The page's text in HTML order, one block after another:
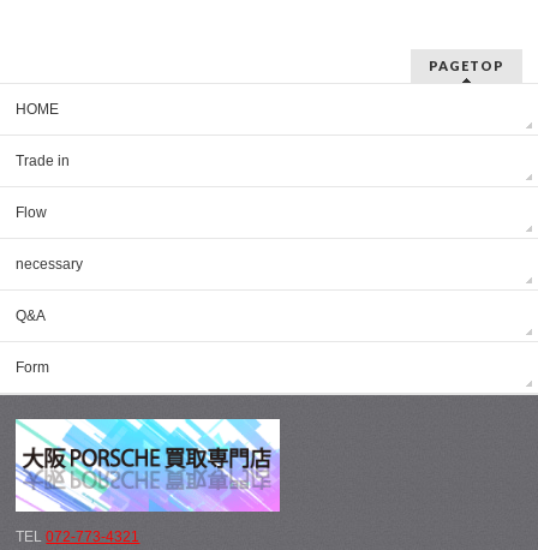
PAGETOP
HOME
Trade in
Flow
necessary
Q&A
Form
TEL072-773-4321